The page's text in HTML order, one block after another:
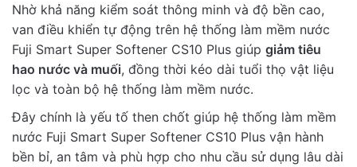
Nhờ khả năng kiểm soát thông minh và độ bền cao,
van điều khiển tự động trên hệ thống làm mềm nước
Fuji Smart Super Softener CS10 Plus giúp giảm tiêu
hao nước và muối, đồng thời kéo dài tuổi thọ vật liệu
lọc và toàn bộ hệ thống làm mềm nước.
Đây chính là yếu tố then chốt giúp hệ thống làm mềm
nước Fuji Smart Super Softener CS10 Plus vận hành
bền bỉ, an tâm và phù hợp cho nhu cầu sử dụng lâu dài